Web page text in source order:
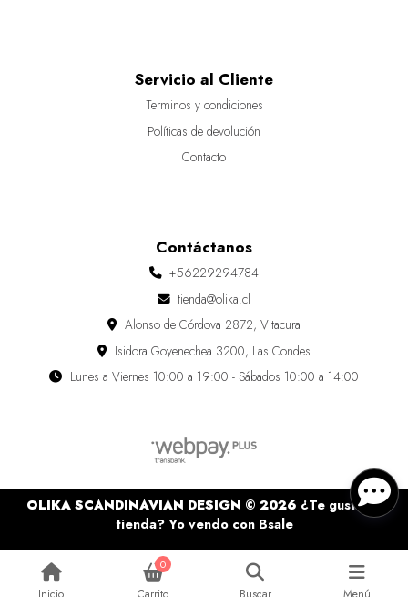
Servicio al Cliente
Terminos y condiciones
Políticas de devolución
Contacto
Contáctanos
+56229294784
tienda@olika.cl
Alonso de Córdova 2872, Vitacura
Isidora Goyenechea 3200, Las Condes
Lunes a Viernes 10:00 a 19:00 - Sábados 10:00 a 14:00
OLIKA SCANDINAVIAN DESIGN © 2026 ¿Te gusta mi
tienda? Yo vendo con Bsale
0